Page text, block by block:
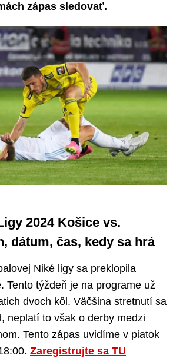
zápas sledovať.
2024 Košice vs.
dátum, čas, kedy sa hrá
Niké ligy sa preklopila
Tento týždeň je na programe už
dvoch kôl. Väčšina stretnutí sa
neplatí to však o derby medzi
Tento zápas uvidíme v piatok
Zaregistrujte sa TU